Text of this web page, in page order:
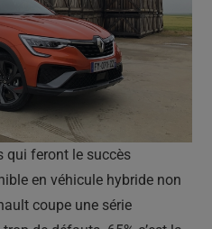
qui feront le succès
en véhicule hybride non
coupe une série